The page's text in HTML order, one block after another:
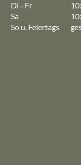
Di - Fr
Sa
So u. Feiertags